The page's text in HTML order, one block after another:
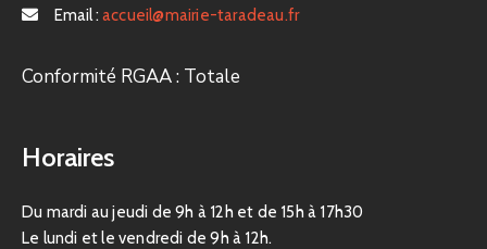
Email : accueil@mairie-taradeau.fr
Conformité RGAA : Totale
Horaires
Du mardi au jeudi de 9h à 12h et de 15h à 17h30
Le lundi et le vendredi de 9h à 12h.